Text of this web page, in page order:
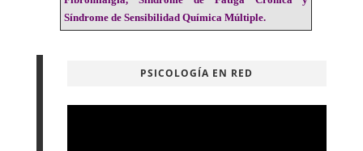
Síndrome de Sensibilidad Química Múltiple.
PSICOLOGÍA EN RED